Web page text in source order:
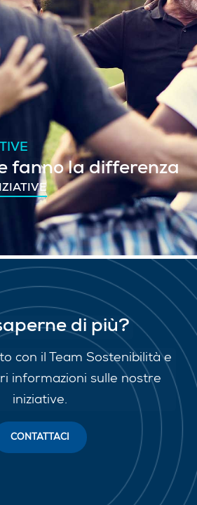
fanno la differenza
di più?
con il Team Sostenibilità e
informazioni sulle nostre
iniziative.
CONTATTACI